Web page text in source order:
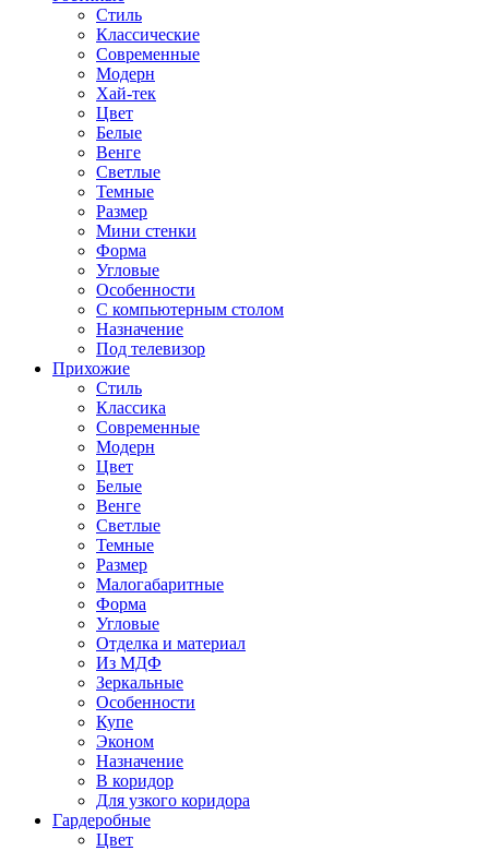
Стиль
Классические
Современные
Модерн
Хай-тек
Цвет
Белые
Венге
Светлые
Темные
Размер
Мини стенки
Форма
Угловые
Особенности
С компьютерным столом
Назначение
Под телевизор
Прихожие
Стиль
Классика
Современные
Модерн
Цвет
Белые
Венге
Светлые
Темные
Размер
Малогабаритные
Форма
Угловые
Отделка и материал
Из МДФ
Зеркальные
Особенности
Купе
Эконом
Назначение
В коридор
Для узкого коридора
Гардеробные
Цвет